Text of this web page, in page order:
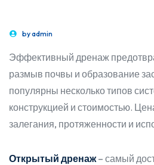
byadmin
Эффективный дренаж
размыв почвы и образование
популярны несколько типов
конструкцией и стоимостью.
залегания, протяженности и
Открытый дренаж– самый